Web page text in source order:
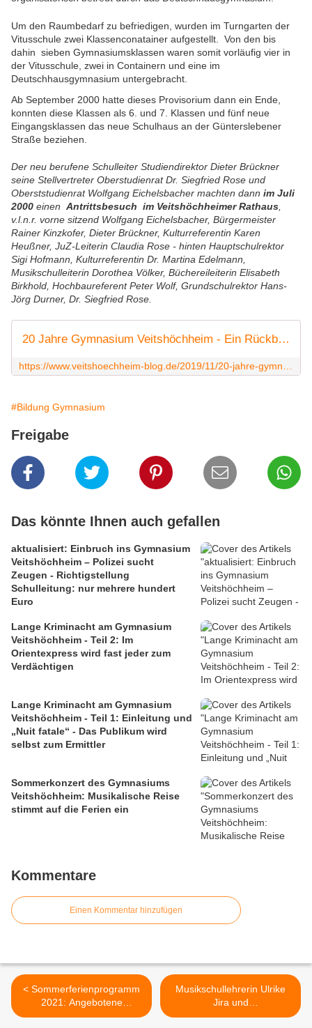
Um den Raumbedarf zu befriedigen, wurden im Turngarten der
Vitusschule zwei Klassenconatainer aufgestellt. Von den bis
dahin sieben Gymnasiumsklassen waren somit vorläufig vier in
der Vitusschule, zwei in Containern und eine im
Deutschhausgymnasium untergebracht.
Ab September 2000 hatte dieses Provisorium dann ein Ende,
konnten diese Klassen als 6. und 7. Klassen und fünf neue
Eingangsklassen das neue Schulhaus an der Günterslebener
Straße beziehen.
Der neu berufene Schulleiter Studiendirektor Dieter Brückner
seine Stellvertreter Oberstudienrat Dr. Siegfried Rose und
Oberststudienrat Wolfgang Eichelsbacher machten dann im Juli
2000 einen Antrittsbesuch im Veitshöchheimer Rathaus
v.l.n.r. vorne sitzend Wolfgang Eichelsbacher, Bürgermeister
Rainer Kinzkofer, Dieter Brückner, Kulturreferentin Karen
Heußner, JuZ-Leiterin Claudia Rose - hinten Hauptschulrektor
Sigi Hofmann, Kulturreferentin Dr. Martina Edelmann,
Musikschulleiterin Dorothea Völker, Büchereileiterin Elisabeth
Birkhold, Hochbaureferent Peter Wolf, Grundschulrektor Hans-
Jörg Durner, Dr. Siegfried Rose.
20 Jahre Gymnasium Veitshöchheim - Ein Rückblick auf die Anfänge - Veitshöchheim News
#Bildung Gymnasium
Freigabe
Das könnte Ihnen auch gefallen
aktualisiert: Einbruch ins Gymnasium
Veitshöchheim – Polizei sucht
Zeugen - Richtigstellung
Schulleitung: nur mehrere hundert
Euro
Lange Kriminacht am Gymnasium
Veitshöchheim - Teil 2: Im
Orientexpress wird fast jeder zum
Verdächtigen
Lange Kriminacht am Gymnasium
Veitshöchheim - Teil 1: Einleitung und
„Nuit fatale“ - Das Publikum wird
selbst zum Ermittler
Sommerkonzert des Gymnasiums
Veitshöchheim: Musikalische Reise
stimmt auf die Ferien ein
Kommentare
Einen Kommentar hinzufügen
< Sommerferienprogramm
2021: Angebotene
Workshops des
Musikschullehrerin Ulrike
Jira und
Zierpflanzengärtner Ralf